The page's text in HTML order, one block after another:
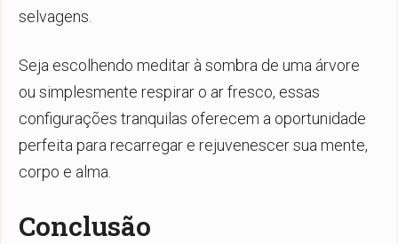
selvagens.
Seja escolhendo meditar à sombra de uma árvore
ou simplesmente respirar o ar fresco, essas
configurações tranquilas oferecem a oportunidade
perfeita para recarregar e rejuvenescer sua mente,
corpo e alma.
Conclusão